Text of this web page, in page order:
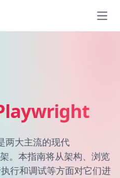
两大主流的现代
。本指南将从架构、浏览
行和调试等方面对它们进